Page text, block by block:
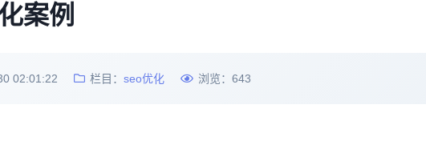
案例
02:01:22 栏目： seo优化 浏览： 643